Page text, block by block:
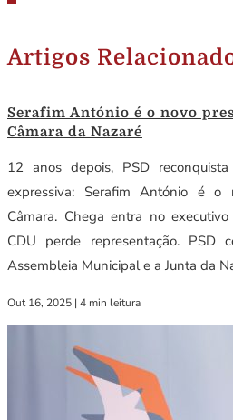
Artigos
Serafim António é o novo
Câmara da Nazaré
12 anos depois, PSD
expressiva: Serafim António é o
Câmara. Chega entra no
CDU perde representação. PSD
Assembleia Municipal e a Junta da
Out 16, 2025 | 4 min leitura